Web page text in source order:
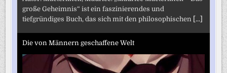
große Geheimnis“ ist ein faszinierendes und
tiefgründiges Buch, das sich mit den philosophischen [...]
Die von Männern geschaffene Welt